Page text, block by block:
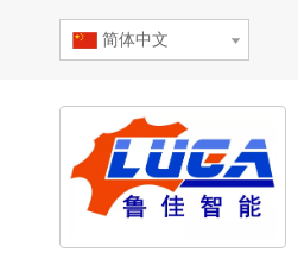
简体中文